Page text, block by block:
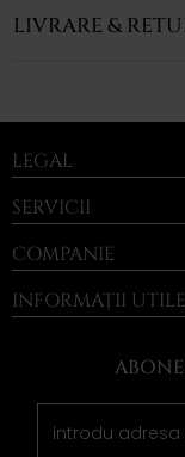
LIVRARE &
LEGAL
SERVICII
COMPANIE
INFORMAȚII UTILE